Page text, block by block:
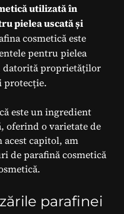
utilizată în
pielea uscată și
cosmetică este
pentru pielea
datorită proprietăților
protecție.
este un ingredient
oferind o varietate de
capitol, am
de parafină cosmetică
parafinei